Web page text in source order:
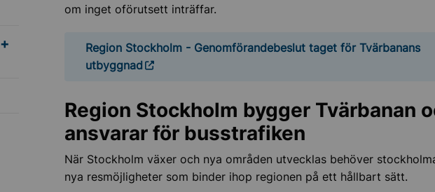
Undermeny för Kommunens miljöarbete
om inget oförutsett inträffar.
Region Stockholm - Genomförandebeslut taget för Tvärbanans
utbyggnad
Region Stockholm bygger Tvärbanan
ansvarar för busstrafiken
När Stockholm växer och nya områden utvecklas behöver
nya resmöjligheter som binder ihop regionen på ett hållbart sätt.